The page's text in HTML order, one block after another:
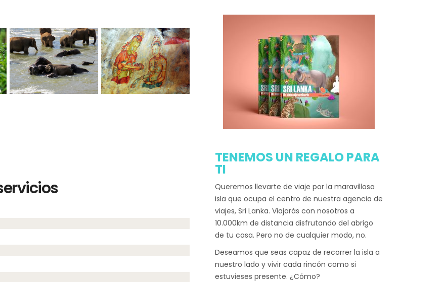
TENEMOS UN REGALO PARA
TI
Queremos llevarte de viaje por la maravillosa
isla que ocupa el centro de nuestra agencia de
viajes, Sri Lanka. Viajarás con nosotros a
10.000km de distancia disfrutando del abrigo
de tu casa. Pero no de cualquier modo, no.
Deseamos que seas capaz de recorrer la isla a
nuestro lado y vivir cada rincón como si
estuvieses presente. ¿Cómo?